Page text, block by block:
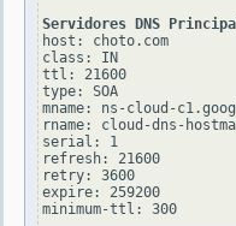
Servidores DNS
host: choto.com
class: IN
ttl: 21600
type: SOA
mname: ns-cloud-
rname: cloud-dns-
serial: 1
refresh: 21600
retry: 3600
expire: 259200